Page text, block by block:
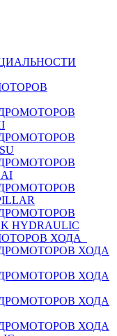
HYDRAULIC
ХОДА
ХОДА
ХОДА
ХОДА
ХОДА